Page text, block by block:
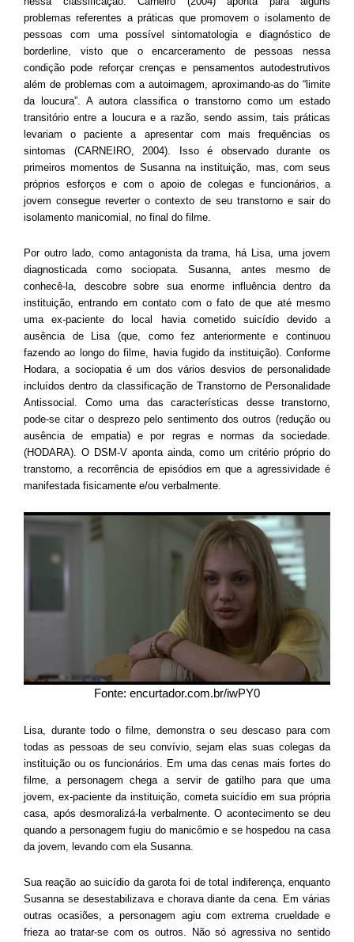
problemas referentes a práticas que promovem o isolamento de
pessoas com uma possível sintomatologia e diagnóstico de
borderline, visto que o encarceramento de pessoas nessa
condição pode reforçar crenças e pensamentos autodestrutivos
além de problemas com a autoimagem, aproximando-as do “limite
da loucura”. A autora classifica o transtorno como um estado
transitório entre a loucura e a razão, sendo assim, tais práticas
levariam o paciente a apresentar com mais frequências os
sintomas (CARNEIRO, 2004). Isso é observado durante os
primeiros momentos de Susanna na instituição, mas, com seus
próprios esforços e com o apoio de colegas e funcionários, a
jovem consegue reverter o contexto de seu transtorno e sair do
isolamento manicomial, no final do filme.
Por outro lado, como antagonista da trama, há Lisa, uma jovem
diagnosticada como sociopata. Susanna, antes mesmo de
conhecê-la, descobre sobre sua enorme influência dentro da
instituição, entrando em contato com o fato de que até mesmo
uma ex-paciente do local havia cometido suicídio devido a
ausência de Lisa (que, como fez anteriormente e continuou
fazendo ao longo do filme, havia fugido da instituição). Conforme
Hodara, a sociopatia é um dos vários desvios de personalidade
incluídos dentro da classificação de Transtorno de Personalidade
Antissocial. Como uma das características desse transtorno,
pode-se citar o desprezo pelo sentimento dos outros (redução ou
ausência de empatia) e por regras e normas da sociedade.
(HODARA). O DSM-V aponta ainda, como um critério próprio do
transtorno, a recorrência de episódios em que a agressividade é
manifestada fisicamente e/ou verbalmente.
Fonte: encurtador.com.br/iwPY0
Lisa, durante todo o filme, demonstra o seu descaso para com
todas as pessoas de seu convívio, sejam elas suas colegas da
instituição ou os funcionários. Em uma das cenas mais fortes do
filme, a personagem chega a servir de gatilho para que uma
jovem, ex-paciente da instituição, cometa suicídio em sua própria
casa, após desmoralizá-la verbalmente. O acontecimento se deu
quando a personagem fugiu do manicômio e se hospedou na casa
da jovem, levando com ela Susanna.
Sua reação ao suicídio da garota foi de total indiferença, enquanto
Susanna se desestabilizava e chorava diante da cena. Em várias
outras ocasiões, a personagem agiu com extrema crueldade e
frieza ao tratar-se com os outros. Não só agressiva no sentido